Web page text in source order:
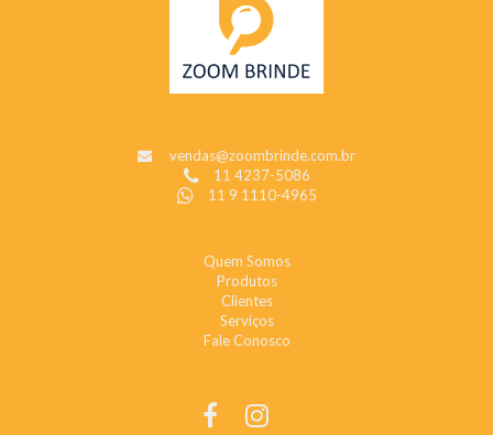
vendas@zoombrinde.com.br
11 4237-5086
11 9 1110-4965
Quem Somos
Produtos
Clientes
Serviços
Fale Conosco